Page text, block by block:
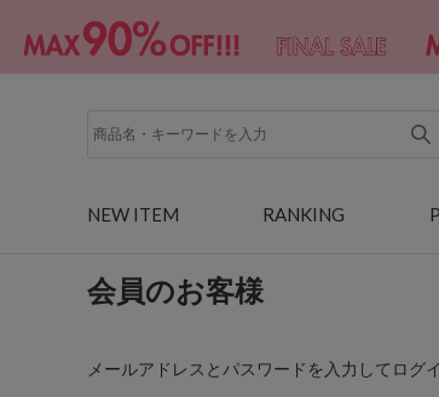
NEW ITEM RANKING
会員のお客様
メールアドレスとパスワードを入力してログ